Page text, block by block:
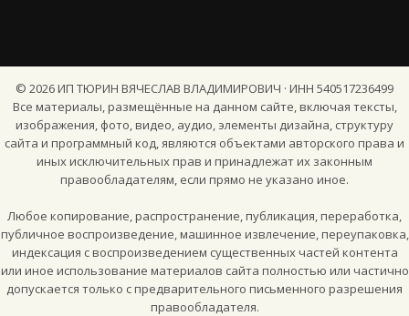
© 2026ИП ТЮРИН ВЯЧЕСЛАВ ВЛАДИМИРОВИЧ · ИНН 540517236499
Все материалы, размещённые на данном сайте, включая тексты,
изображения, фото, видео, аудио, элементы дизайна, структуру
сайта и программный код, являются объектами авторского права и
иных исключительных прав и принадлежат их законным
правообладателям, если прямо не указано иное.
Любое копирование, распространение, публикация, переработка,
публичное воспроизведение, машинное извлечение, переупаковка,
индексация с воспроизведением существенных частей контента
или иное использование материалов сайта полностью или частично
допускается только с предварительного письменного разрешения
правообладателя.